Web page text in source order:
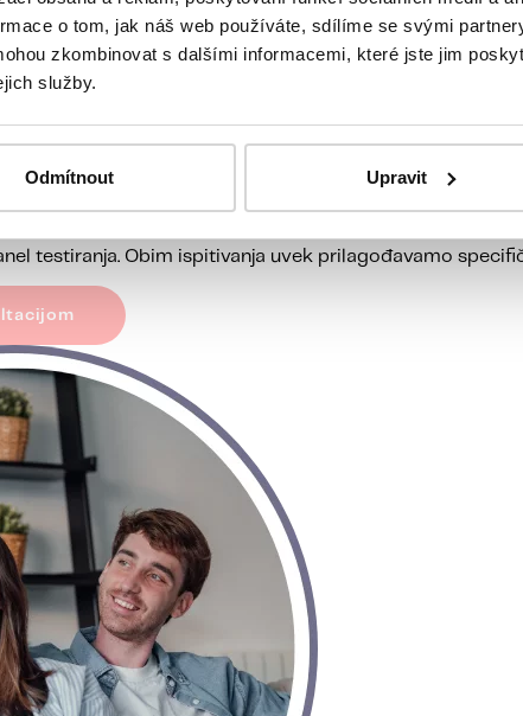
o tom, jak náš web používáte, sdílíme se svými
zkombinovat s dalšími informacemi, které jste jim
služby.
Odmítnout Upravit
u rasvetljavanju rekurentnih pobačaja, neuspešnih
druge tek u okviru IVF-a. Pomažemo vam da
testiranja. Obim ispitivanja uvek prilagođavamo